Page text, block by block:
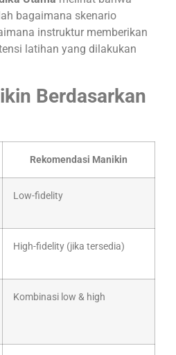
bagaimana skenario
instruktur memberikan
latihan yang dilakukan
Berdasarkan
Rekomendasi Manikin
Low-fidelity
High-fidelity (jika tersedia)
Kombinasi low & high